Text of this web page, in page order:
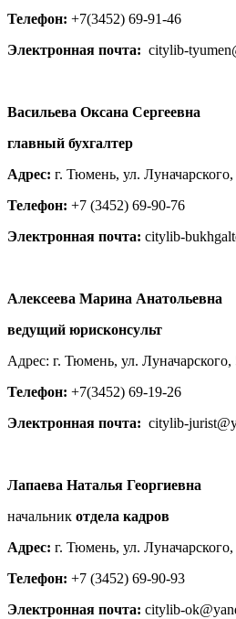
Телефон: +7(3452) 69-91-46
Электронная почта: citylib-
Васильева Оксана Сергеевна
главный бухгалтер
Адрес: г. Тюмень, ул.
Телефон: +7 (3452) 69-90-76
Электронная почта: citylib-
Алексеева Марина Анатольевна
ведущий юрисконсульт
Адрес: г. Тюмень, ул. Луначарского,
Телефон: +7(3452) 69-19-26
Электронная почта: citylib-
Лапаева Наталья Георгиевна
начальник отдела кадров
Адрес: г. Тюмень, ул.
Телефон: +7 (3452) 69-90-93
Электронная почта: citylib-